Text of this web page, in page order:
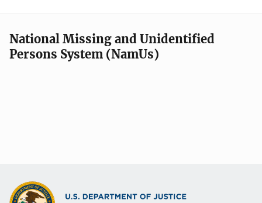
National Missing and Unidentified
Persons System (NamUs)